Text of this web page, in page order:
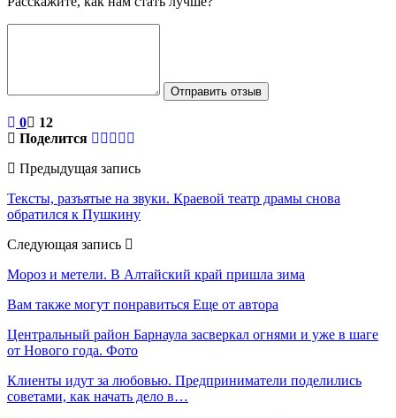
Отправить отзыв
0
12
Поделится
Предыдущая запись
Тексты, разъятые на звуки. Краевой театр драмы снова
обратился к Пушкину
Следующая запись
Мороз и метели. В Алтайский край пришла зима
Вам также могут понравиться Еще от автора
Центральный район Барнаула засверкал огнями и уже в шаге
от Нового года. Фото
Клиенты идут за любовью. Предприниматели поделились
советами, как начать дело в…